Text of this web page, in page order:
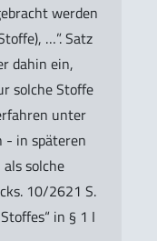
werden
…”. Satz
dahin ein,
solche Stoffe
unter
- in späteren
solche
10/2621 S.
in § 1 I